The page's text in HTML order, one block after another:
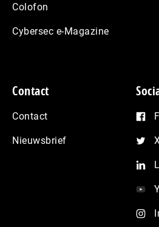
Colofon
Cybersec e-Magazine
Contact
Contact
Nieuwsbrief